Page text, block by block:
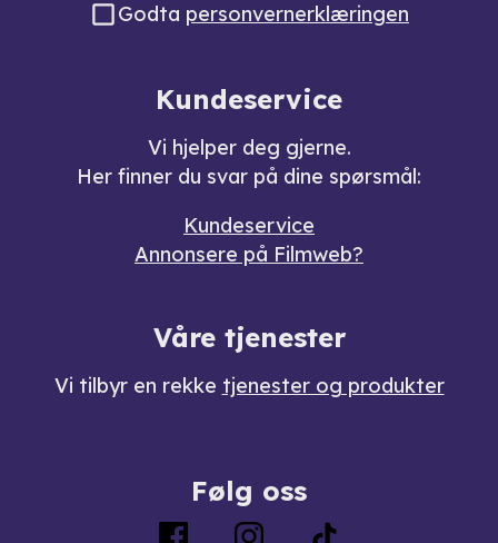
Godta personvernerklæringen
Kundeservice
Vi hjelper deg gjerne.
Her finner du svar på dine spørsmål:
Kundeservice
Annonsere på Filmweb?
Våre tjenester
Vi tilbyr en rekke tjenester og produkter
Følg oss